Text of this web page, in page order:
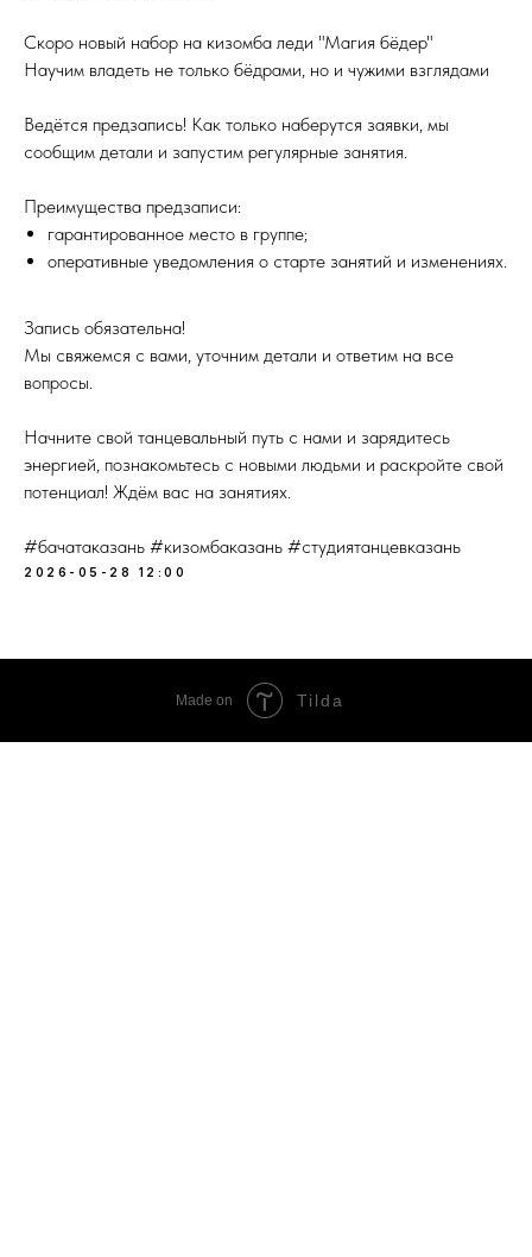
Скоро новый набор на кизомба леди "Магия бёдер"
Научим владеть не только бёдрами, но и чужими взглядами
Ведётся предзапись! Как только наберутся заявки, мы
сообщим детали и запустим регулярные занятия.
Преимущества предзаписи:
гарантированное место в группе;
оперативные уведомления о старте занятий и изменениях.
Запись обязательна!
Мы свяжемся с вами, уточним детали и ответим на все
вопросы.
Начните свой танцевальный путь с нами и зарядитесь
энергией, познакомьтесь с новыми людьми и раскройте свой
потенциал! Ждём вас на занятиях.
#бачатаказань #кизомбаказань #студиятанцевказань
2026-05-28 12:00
Made on Tilda